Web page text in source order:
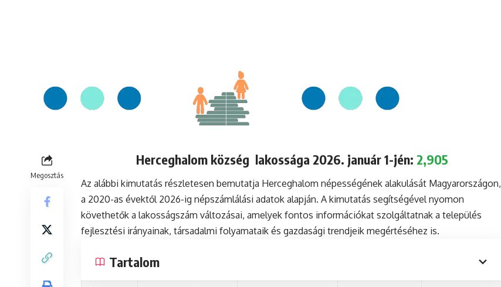
Megosztás
Herceghalom község lakossága 2026. január 1-jén: 2,905
Az alábbi kimutatás részletesen bemutatja Herceghalom népességének alakulását Magyarországon,
a 2020-as évektől 2026-ig népszámlálási adatok alapján. A kimutatás segítségével nyomon
követhetők a lakosságszám változásai, amelyek fontos információkat szolgáltatnak a település
fejlesztési irányainak, társadalmi folyamataik és gazdasági trendjeik megértéséhez is.
Tartalom